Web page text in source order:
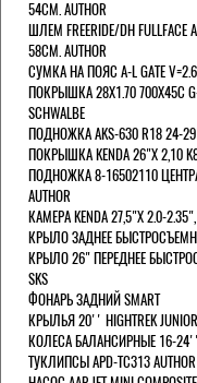
54СМ. AUTHOR
ШЛЕМ FREERIDE/DH FULLFACE
58СМ. AUTHOR
СУМКА НА ПОЯС A-L GATE
ПОКРЫШКА 28X1.70 700X45C G-
SCHWALBE
ПОДНОЖКА AKS-630 R18 24-29"
ПОКРЫШКА KENDA 26"Х 2,10
ПОДНОЖКА 8-16502110
AUTHOR
КАМЕРА KENDA 27,5"Х 2.0-
КРЫЛО ЗАДНЕЕ
КРЫЛО 26" ПЕРЕДНЕЕ
SKS
ФОНАРЬ ЗАДНИЙ SMART
КРЫЛЬЯ 20'' HIGHTREK JUNIOR
КОЛЕСА БАЛАНСИРНЫЕ 16-24''
ТУКЛИПСЫ APD-TC313 AUTHOR